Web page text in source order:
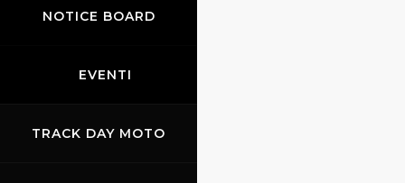
NOTICE BOARD
EVENTI
TRACK DAY MOTO